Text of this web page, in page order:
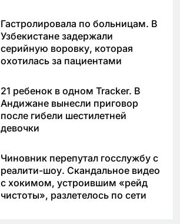
Гастролировала по больницам. В
Узбекистане задержали
серийную воровку, которая
охотилась за пациентами
21 ребенок в одном Tracker. В
Андижане вынесли приговор
после гибели шестилетней
девочки
Чиновник перепутал госслужбу с
реалити-шоу. Скандальное видео
с хокимом, устроившим «рейд
чистоты», разлетелось по сети